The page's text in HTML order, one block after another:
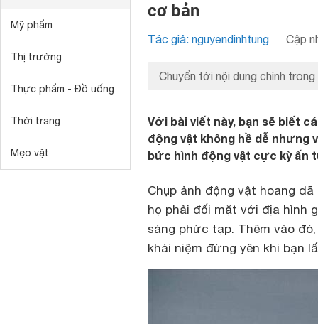
Mỹ phẩm
Thị trường
Thực phẩm - Đồ uống
Thời trang
Mẹo vặt
cơ bản
Tác giả: nguyendinhtung Cập
Chuyển tới nội dung chính trong
Với bài viết này, bạn sẽ biết
động vật không hề dễ
bức hình động vật cực kỳ ấn
Chụp ảnh động vật hoang
họ phải đối mặt với địa hình
sáng phức tạp. Thêm vào
khái niệm đứng yên khi bạn